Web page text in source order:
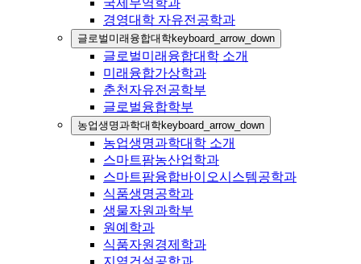
경영대학 자유전공학과
글로벌미래융합대학keyboard_arrow_down
글로벌미래융합대학 소개
미래융합가상학과
춘천자유전공학부
글로벌융합학부
농업생명과학대학keyboard_arrow_down
농업생명과학대학 소개
스마트팜농산업학과
스마트팜융합바이오시스템공학과
식품생명공학과
생물자원과학부
원예학과
식품자원경제학과
지역건설공학과